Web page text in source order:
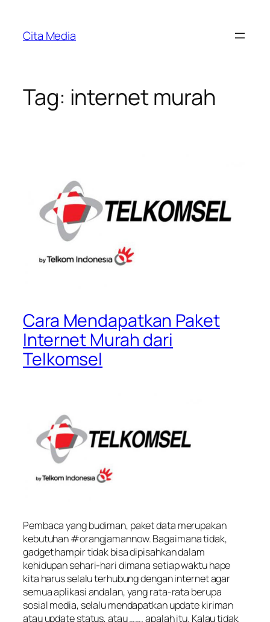
content
Cita Media
Tag: internet murah
Cara Mendapatkan Paket
Internet Murah dari
Telkomsel
Pembaca yang budiman, paket data merupakan
kebutuhan #orangjamannow. Bagaimana tidak,
gadget hampir tidak bisa dipisahkan dalam
kehidupan sehari-hari dimana setiap waktu hape
kita harus selalu terhubung dengan internet agar
semua aplikasi andalan, yang rata-rata berupa
sosial media, selalu mendapatkan update kiriman
atau update status, atau ……. apalah itu. Kalau tidak